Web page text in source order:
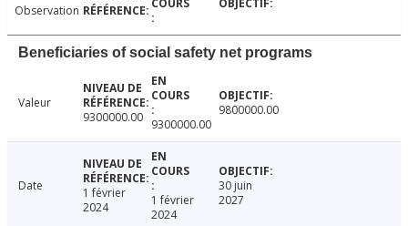
Observation
Beneficiaries of social safety net programs
Valeur
9300000.00
9300000.00
9800000.00
Date
1 février
2024
1 février
2024
30 juin
2027